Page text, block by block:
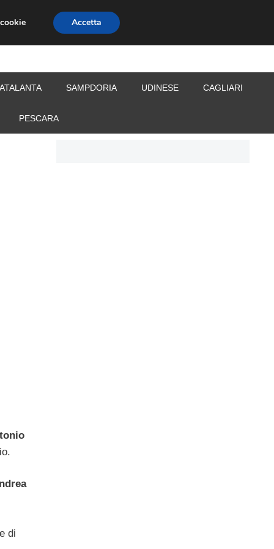
CALCIOMERCATO
ATALANTA SAMPDORIA UDINESE CAGLIARI
PESCARA
di
Accetta